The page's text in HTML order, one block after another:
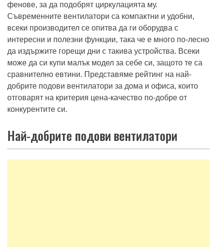
фенове, за да подобрят циркулацията му.
Съвременните вентилатори са компактни и удобни,
всеки производител се опитва да ги оборудва с
интересни и полезни функции, така че е много по-лесно
да издържите горещи дни с такива устройства. Всеки
може да си купи малък модел за себе си, защото те са
сравнително евтини. Представяме рейтинг на най-
добрите подови вентилатори за дома и офиса, които
отговарят на критерия цена-качество по-добре от
конкурентите си.
Най-добрите подови вентилатори